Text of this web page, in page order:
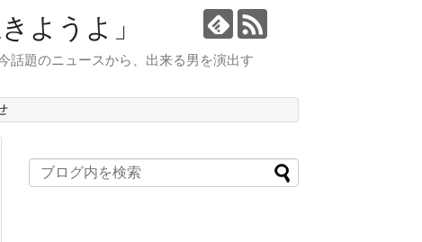
ようよ」
話題のニュースから、出来る男を演出す